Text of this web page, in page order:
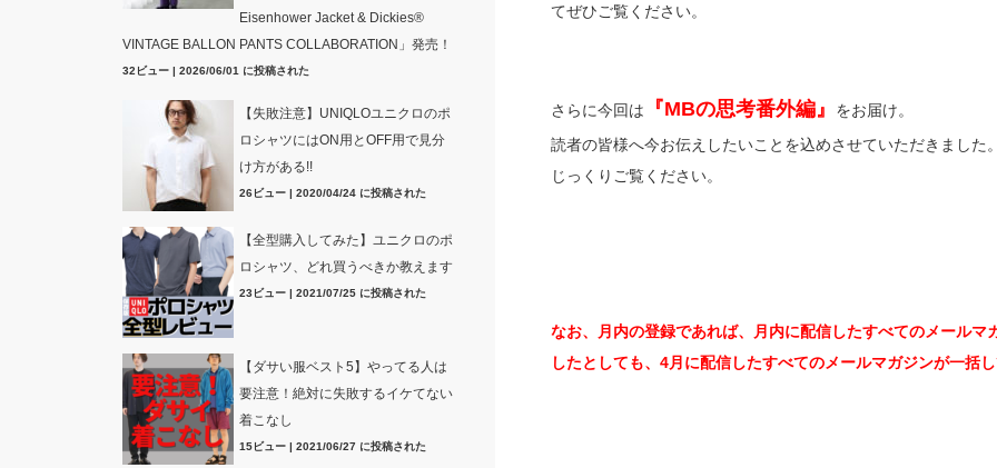
てぜひご覧ください。
さらに今回は 『MBの思考番外編』
をお届け。
読者の皆様へ今お伝えしたいことを込めさせていただきました
じっくりご覧ください。
なお、月内の登録であれば、月内に配信したすべてのメール
したとしても、4月に配信したすべてのメールマガジンが一括
Eisenhower Jacket & Dickies®
VINTAGE BALLON PANTS COLLABORATION」発売！
32ビュー| 2026/06/01 に投稿された
【失敗注意】UNIQLOユニクロのポ
ロシャツにはON用とOFF用で見分
け方がある!!
26ビュー| 2020/04/24 に投稿された
【全型購入してみた】ユニクロのポ
ロシャツ、どれ買うべきか教えます
23ビュー| 2021/07/25 に投稿された
【ダサい服ベスト5】やってる人は
要注意！絶対に失敗するイケてない
着こなし
15ビュー| 2021/06/27 に投稿された